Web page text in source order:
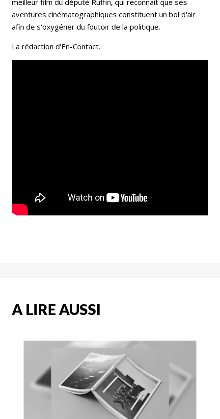
aventures cinématographiques constituent un bol d'air
afin de s'oxygéner du foutoir de la politique.
La rédaction d'En-Contact.
A LIRE AUSSI